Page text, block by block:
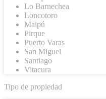
Lo Barnechea
Loncotoro
Maipú
Pirque
Puerto Varas
San Miguel
Santiago
Vitacura
Tipo de propiedad